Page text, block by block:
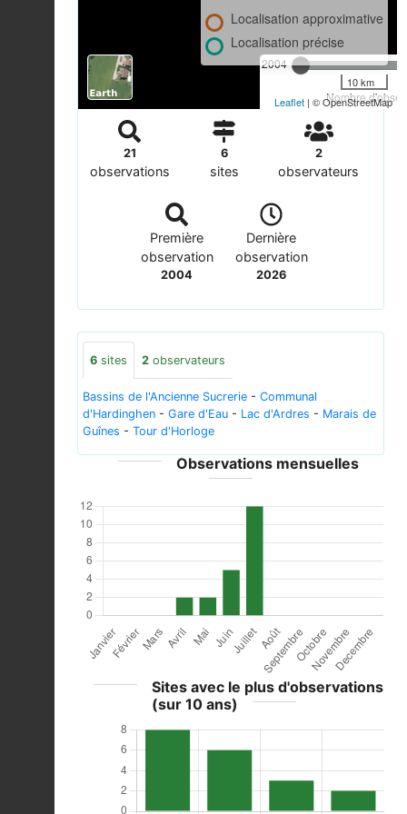
2004
Nombre
Localisation approximative
Localisation précise
10 km
Leaflet | © OpenStreetMap
21
observations
6
sites
2
observateurs
Première
observation
2004
Dernière
observation
2026
6 sites 2 observateurs
Bassins de l'Ancienne Sucrerie - Communal
d'Hardinghen - Gare d'Eau - Lac d'Ardres - Marais de
Guînes - Tour d'Horloge
Observations mensuelles
Sites avec le plus d'observations
(sur 10 ans)